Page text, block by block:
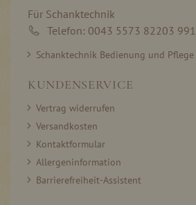
Für Schanktechnik
Telefon: 0043 5573 82203 991
Schanktechnik Bedienung und Pflege
KUNDENSERVICE
Vertrag widerrufen
Versandkosten
Kontaktformular
Allergeninformation
Barrierefreiheit-Assistent